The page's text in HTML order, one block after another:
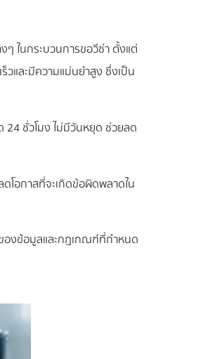
ในกระบวนการขอวีซ่า ตั้งแต่
และมีความแม่นยำสูง ซึ่งเป็น
24 ชั่วโมง ไม่มีวันหยุด ช่วยลด
โอกาสที่จะเกิดข้อผิดพลาดใน
องข้อมูลและกฎเกณฑ์ที่กำหนด